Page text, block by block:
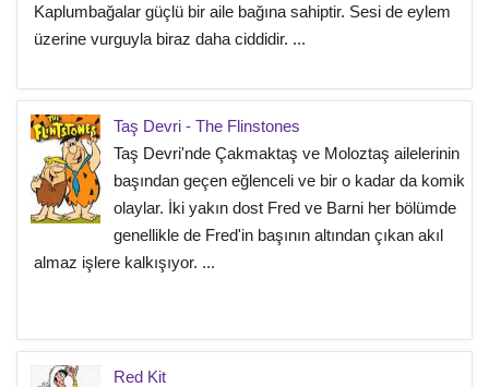
Kaplumbağalar güçlü bir aile bağına sahiptir. Sesi de eylem
üzerine vurguyla biraz daha ciddidir. ...
Taş Devri - The Flinstones
Taş Devri'nde Çakmaktaş ve Moloztaş ailelerinin
başından geçen eğlenceli ve bir o kadar da komik
olaylar. İki yakın dost Fred ve Barni her bölümde
genellikle de Fred'in başının altından çıkan akıl
almaz işlere kalkışıyor. ...
Red Kit